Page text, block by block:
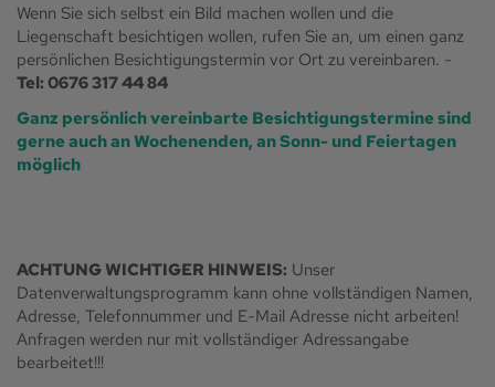
Wenn Sie sich selbst ein Bild machen wollen und die
Liegenschaft besichtigen wollen, rufen Sie an, um einen ganz
persönlichen Besichtigungstermin vor Ort zu vereinbaren. -
Tel: 0676 317 44 84
Ganz persönlich vereinbarte Besichtigungstermine sind
gerne auch an Wochenenden, an Sonn- und Feiertagen
möglich
ACHTUNG WICHTIGER HINWEIS: Unser
Datenverwaltungsprogramm kann ohne vollständigen Namen,
Adresse, Telefonnummer und E-Mail Adresse nicht arbeiten!
Anfragen werden nur mit vollständiger Adressangabe
bearbeitet!!!